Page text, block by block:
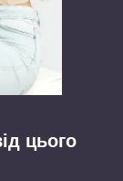
цього